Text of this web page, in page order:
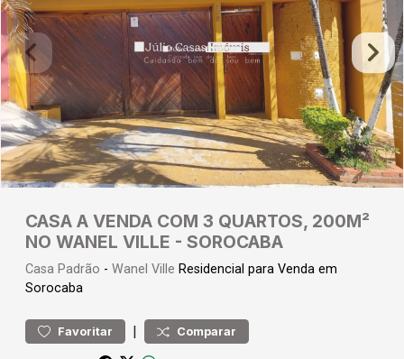
CASA A VENDA COM 3 QUARTOS, 200M²
NO WANEL VILLE - SOROCABA
Casa Padrão - Wanel Ville Residencial para Venda em
Sorocaba
Favoritar | Comparar